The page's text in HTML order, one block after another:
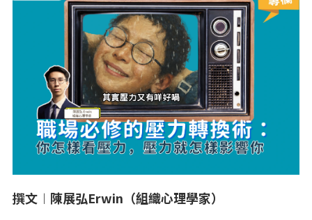
撰文︱陳展弘Erwin（組織心理學家）